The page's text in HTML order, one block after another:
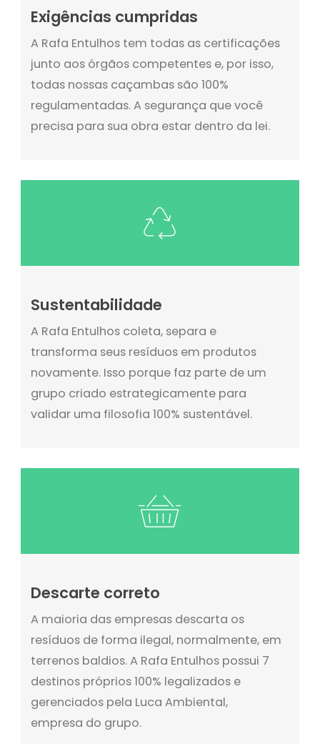
Exigências cumpridas
A Rafa Entulhos tem todas as certificações
junto aos órgãos competentes e, por isso,
todas nossas caçambas são 100%
regulamentadas. A segurança que você
precisa para sua obra estar dentro da lei.
Sustentabilidade
A Rafa Entulhos coleta, separa e
transforma seus resíduos em produtos
novamente. Isso porque faz parte de um
grupo criado estrategicamente para
validar uma filosofia 100% sustentável.
Descarte correto
A maioria das empresas descarta os
resíduos de forma ilegal, normalmente, em
terrenos baldios. A Rafa Entulhos possui 7
destinos próprios 100% legalizados e
gerenciados pela Luca Ambiental,
empresa do grupo.